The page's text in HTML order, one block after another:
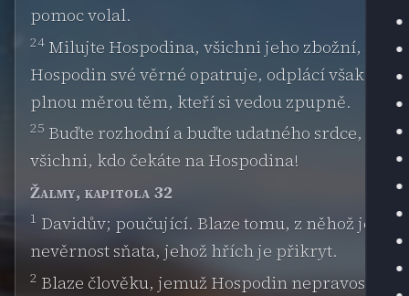
pomoc volal.
24 Milujte Hospodina, všichni jeho zbožní,
Hospodin své věrné opatruje, odplácí však
plnou měrou těm, kteří si vedou zpupně.
25 Buďte rozhodní a buďte udatného srdce,
všichni, kdo čekáte na Hospodina!
Žalmy, kapitola 32
1 Davidův; poučující. Blaze tomu, z něhož je
nevěrnost sňata, jehož hřích je přikryt.
2 Blaze člověku, jemuž Hospodin nepravost